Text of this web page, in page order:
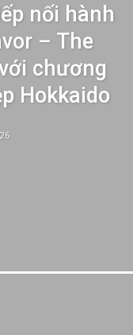
nối hành
– The
chương
Hokkaido